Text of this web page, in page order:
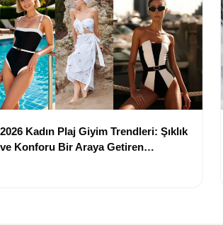
2026 Kadın Plaj Giyim Trendleri: Şıklık
ve Konforu Bir Araya Getiren